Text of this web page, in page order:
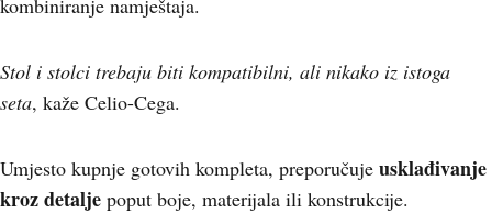
kombiniranje namještaja.
Stol i stolci trebaju biti kompatibilni, ali nikako iz istoga
seta, kaže Celio-Cega.
Umjesto kupnje gotovih kompleta, preporučuje usklađivanje
kroz detalje poput boje, materijala ili konstrukcije.